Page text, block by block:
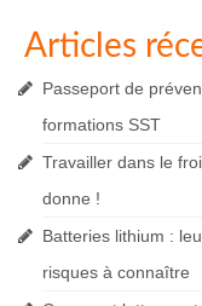
Articles
Passeport de
formations SST
Travailler dans le
donne !
Batteries lithium :
risques à connaître